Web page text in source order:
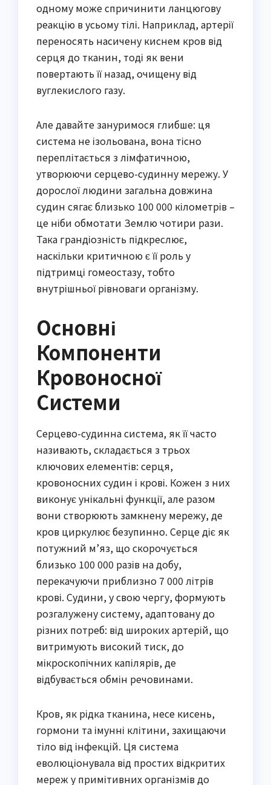
одному може спричинити ланцюгову
реакцію в усьому тілі. Наприклад, артерії
переносять насичену киснем кров від
серця до тканин, тоді як вени
повертають її назад, очищену від
вуглекислого газу.
Але давайте зануримося глибше: ця
система не ізольована, вона тісно
переплітається з лімфатичною,
утворюючи серцево-судинну мережу. У
дорослої людини загальна довжина
судин сягає близько 100 000 кілометрів –
це ніби обмотати Землю чотири рази.
Така грандіозність підкреслює,
наскільки критичною є її роль у
підтримці гомеостазу, тобто
внутрішньої рівноваги організму.
Основні
Компоненти
Кровоносної
Системи
Серцево-судинна система, як її часто
називають, складається з трьох
ключових елементів: серця,
кровоносних судин і крові. Кожен з них
виконує унікальні функції, але разом
вони створюють замкнену мережу, де
кров циркулює безупинно. Серце діє як
потужний м’яз, що скорочується
близько 100 000 разів на добу,
перекачуючи приблизно 7 000 літрів
крові. Судини, у свою чергу, формують
розгалужену систему, адаптовану до
різних потреб: від широких артерій, що
витримують високий тиск, до
мікроскопічних капілярів, де
відбувається обмін речовинами.
Кров, як рідка тканина, несе кисень,
гормони та імунні клітини, захищаючи
тіло від інфекцій. Ця система
еволюціонувала від простих відкритих
мереж у примітивних організмів до